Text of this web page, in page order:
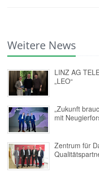
Weitere News
LINZ AG
„LEO“
„Zukunft
mit
Zentrum für